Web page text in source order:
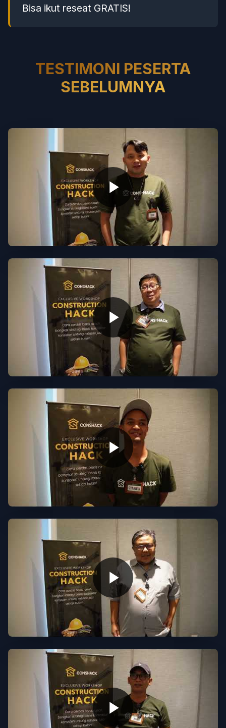
Bisa ikut reseat GRATIS!
TESTIMONI PESERTA
SEBELUMNYA